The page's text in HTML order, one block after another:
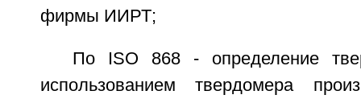
фирмы ИИРТ;
По ISO 868 - определение
использованием твердомера